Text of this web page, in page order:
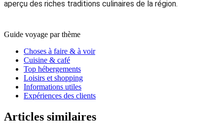
aperçu des riches traditions culinaires de la région.
Guide voyage par thème
Choses à faire & à voir
Cuisine & café
Top hébergements
Loisirs et shopping
Informations utiles
Expériences des clients
Articles similaires